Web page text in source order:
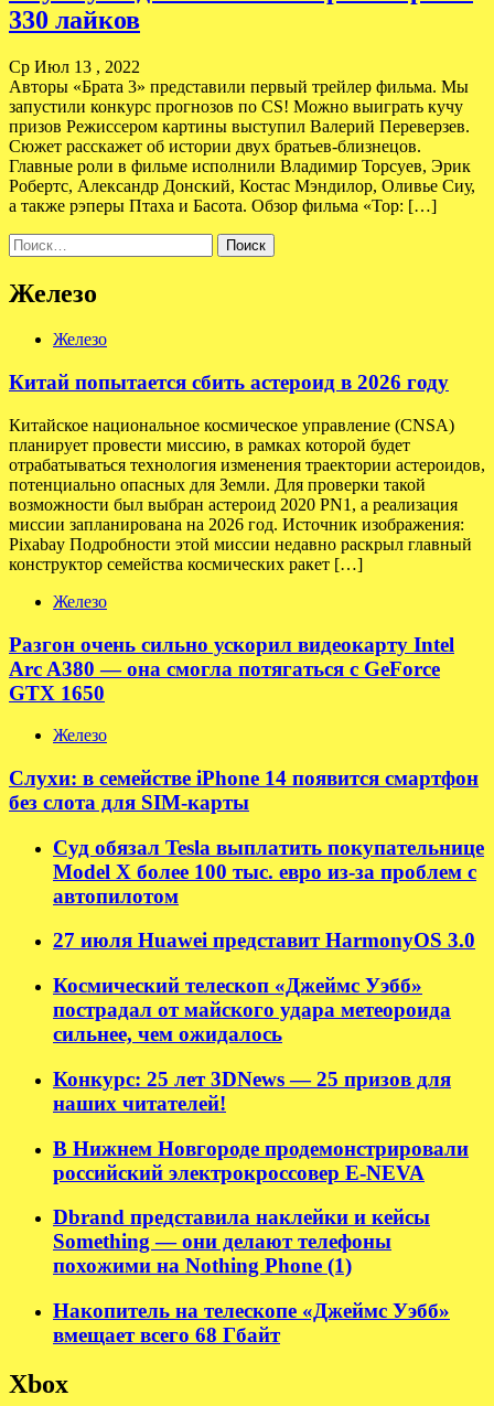
330 лайков
Ср Июл 13 , 2022
Авторы «Брата 3» представили первый трейлер фильма. Мы
запустили конкурс прогнозов по CS! Можно выиграть кучу
призов Режиссером картины выступил Валерий Переверзев.
Сюжет расскажет об истории двух братьев-близнецов.
Главные роли в фильме исполнили Владимир Торсуев, Эрик
Робертс, Александр Донский, Костас Мэндилор, Оливье Сиу,
а также рэперы Птаха и Басота. Обзор фильма «Тор: […]
Найти:
Железо
Железо
Китай попытается сбить астероид в 2026 году
Китайское национальное космическое управление (CNSA)
планирует провести миссию, в рамках которой будет
отрабатываться технология изменения траектории астероидов,
потенциально опасных для Земли. Для проверки такой
возможности был выбран астероид 2020 PN1, а реализация
миссии запланирована на 2026 год. Источник изображения:
Pixabay Подробности этой миссии недавно раскрыл главный
конструктор семейства космических ракет […]
Железо
Разгон очень сильно ускорил видеокарту Intel
Arc A380 — она смогла потягаться с GeForce
GTX 1650
Железо
Слухи: в семействе iPhone 14 появится смартфон
без слота для SIM-карты
Суд обязал Tesla выплатить покупательнице
Model X более 100 тыс. евро из-за проблем с
автопилотом
27 июля Huawei представит HarmonyOS 3.0
Космический телескоп «Джеймс Уэбб»
пострадал от майского удара метеороида
сильнее, чем ожидалось
Конкурс: 25 лет 3DNews — 25 призов для
наших читателей!
В Нижнем Новгороде продемонстрировали
российский электрокроссовер E-NEVA
Dbrand представила наклейки и кейсы
Something — они делают телефоны
похожими на Nothing Phone (1)
Накопитель на телескопе «Джеймс Уэбб»
вмещает всего 68 Гбайт
Xbox